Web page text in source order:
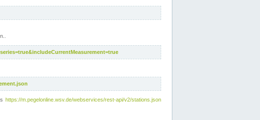
https://m.pegelonline.wsv.de/webservices/rest-api/v2/stations.json